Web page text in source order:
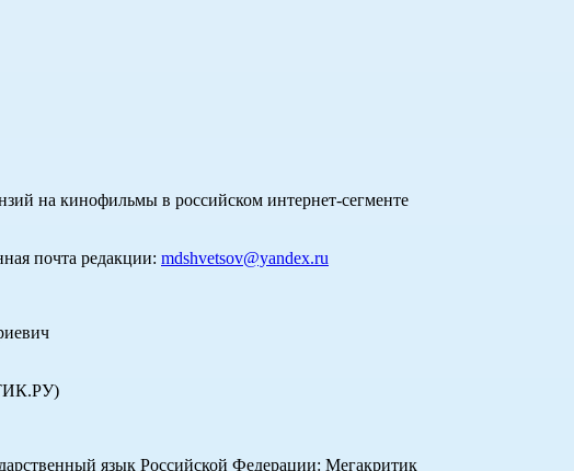
на кинофильмы в российском интернет-сегменте
почта редакции: mdshvetsov@yandex.ru
язык Российской Федерации: Мегакритик